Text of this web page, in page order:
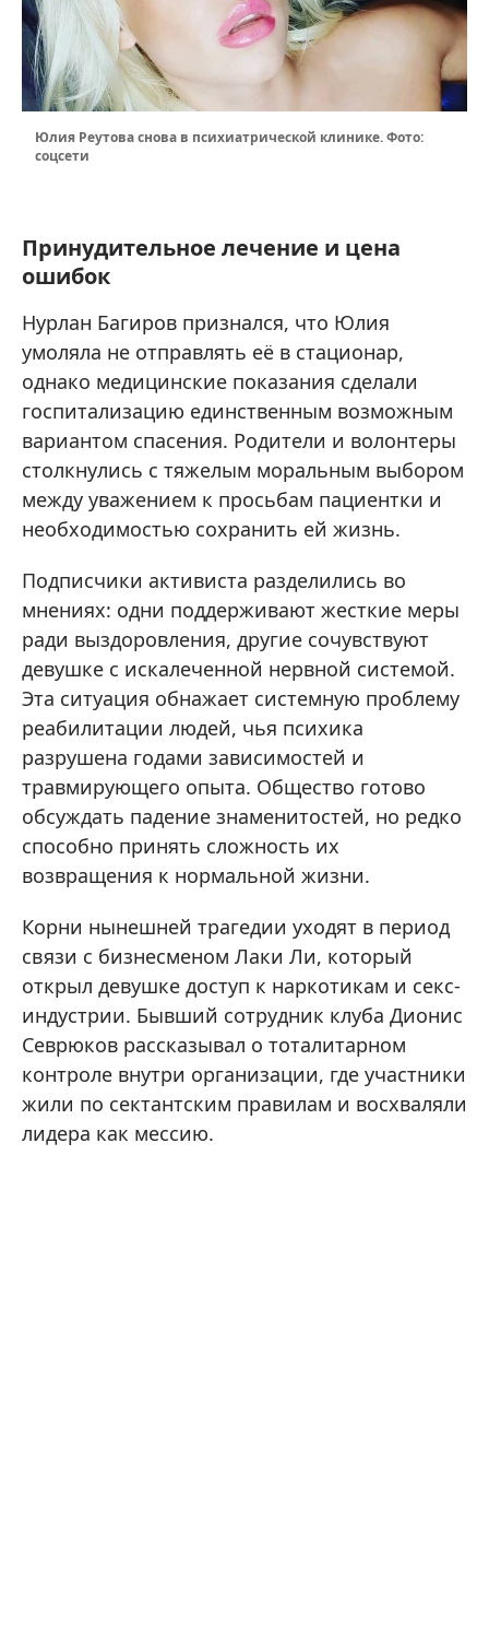
Юлия Реутова снова в психиатрической клинике. Фото:
соцсети
Принудительное лечение и цена
ошибок
Нурлан Багиров признался, что Юлия
умоляла не отправлять её в стационар,
однако медицинские показания сделали
госпитализацию единственным возможным
вариантом спасения. Родители и волонтеры
столкнулись с тяжелым моральным выбором
между уважением к просьбам пациентки и
необходимостью сохранить ей жизнь.
Подписчики активиста разделились во
мнениях: одни поддерживают жесткие меры
ради выздоровления, другие сочувствуют
девушке с искалеченной нервной системой.
Эта ситуация обнажает системную проблему
реабилитации людей, чья психика
разрушена годами зависимостей и
травмирующего опыта. Общество готово
обсуждать падение знаменитостей, но редко
способно принять сложность их
возвращения к нормальной жизни.
Корни нынешней трагедии уходят в период
связи с бизнесменом Лаки Ли, который
открыл девушке доступ к наркотикам и секс-
индустрии. Бывший сотрудник клуба Дионис
Севрюков рассказывал о тоталитарном
контроле внутри организации, где участники
жили по сектантским правилам и восхваляли
лидера как мессию.